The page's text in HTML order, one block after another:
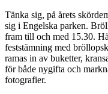
Tänka sig, på årets
sig i Engelska parken.
fram till och med 15.30.
feststämning med
ramas in av buketter,
för både nygifta och
fotografier.